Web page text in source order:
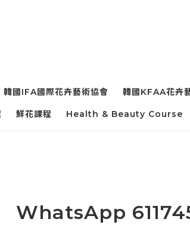
韓國IFA國際花卉藝術協會 韓國KFAA花卉
鮮花課程 Health & Beauty Course
WhatsApp